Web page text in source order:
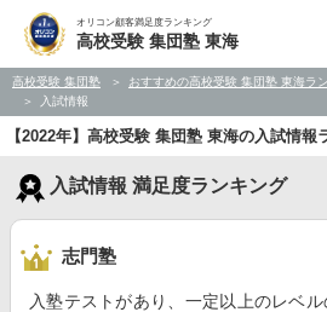
オリコン顧客満足度ランキング
高校受験 集団塾 東海
高校受験 集団塾 おすすめの高校受験 集団塾 東海ラ
入試情報
【2022年】高校受験 集団塾 東海の入試情報
入試情報 満足度ランキング
志門塾
入塾テストがあり、一定以上のレベ